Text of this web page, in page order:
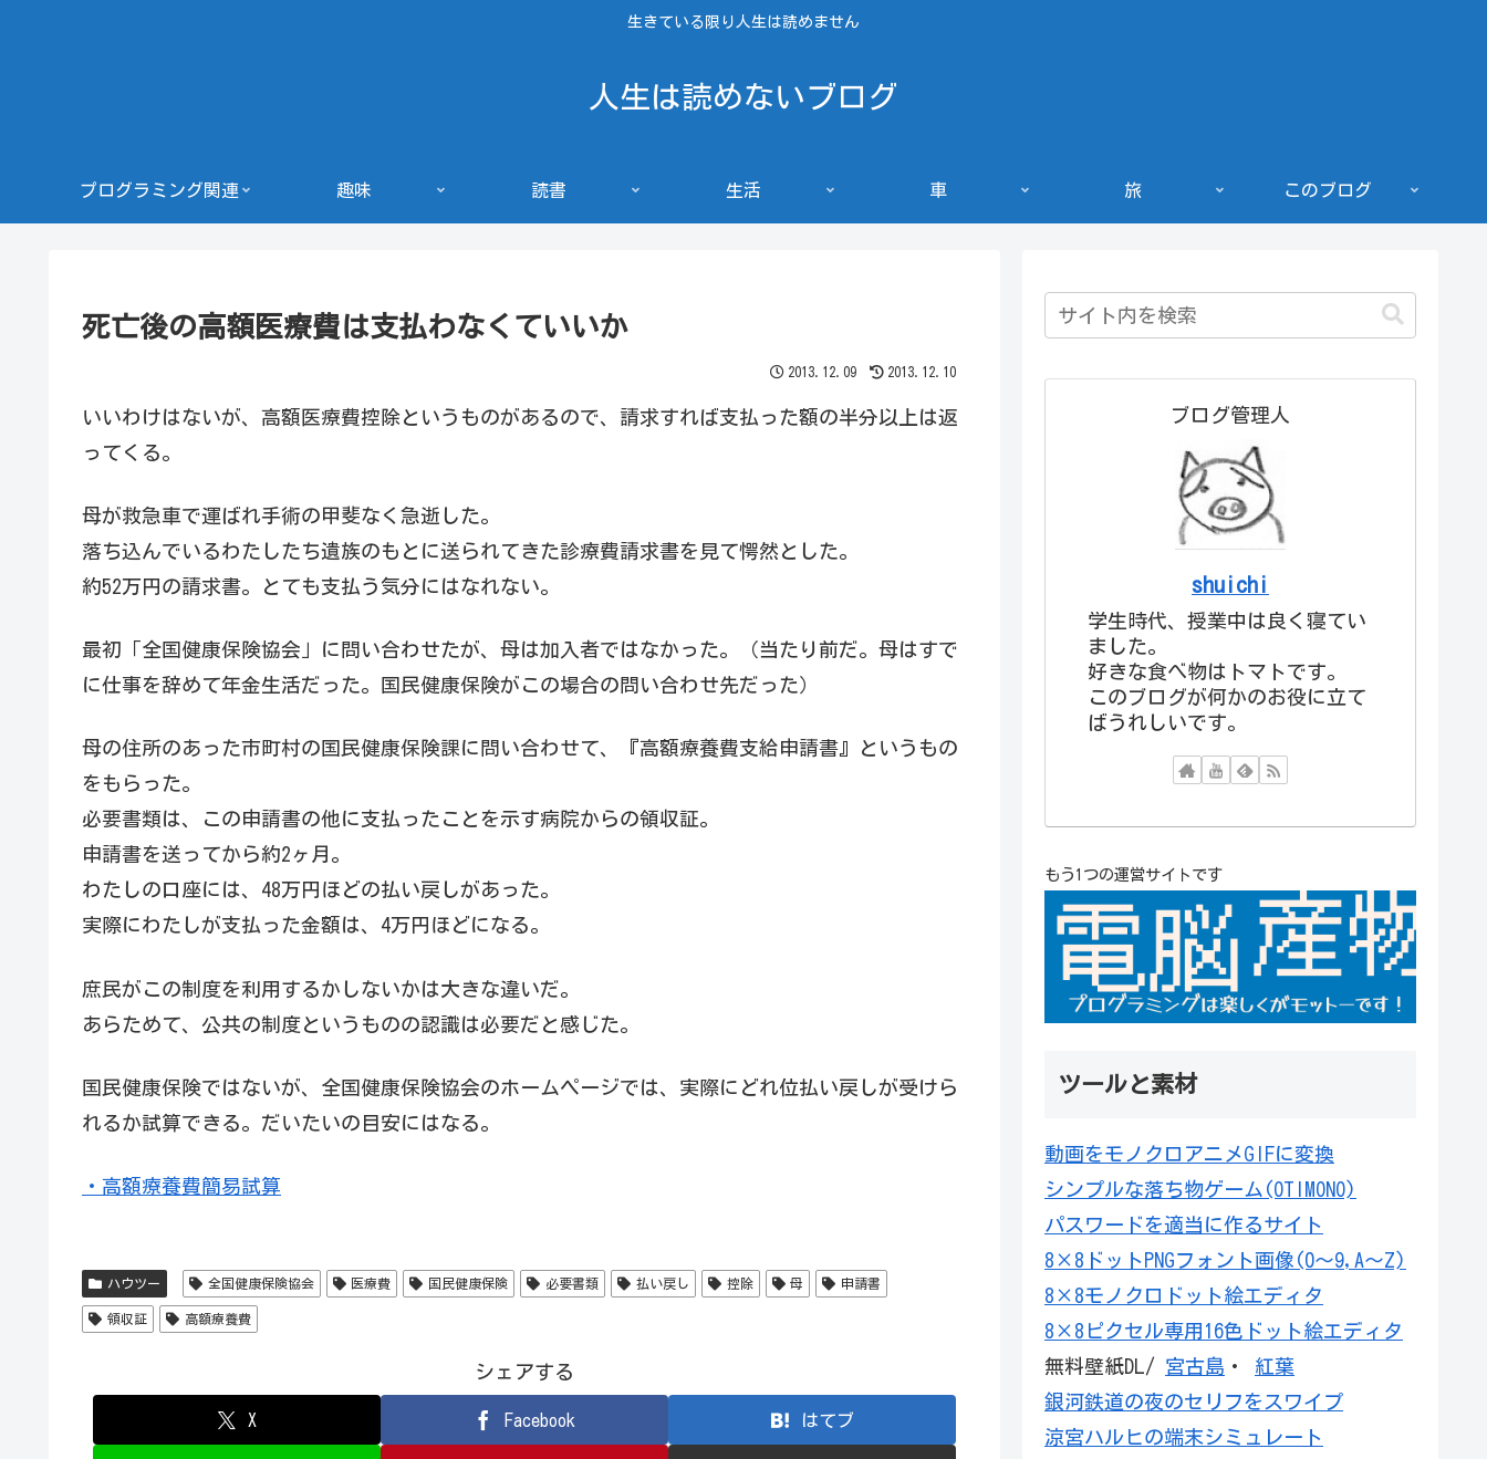
生きている限り人生は読めません
人生は読めないブログ
プログラミング関連 趣味 読書 生活 車 旅 このブログ
死亡後の高額医療費は支払わなくていいか
2013.12.09 2013.12.10
いいわけはないが、高額医療費控除というものがあるので、請求すれば支払った額の半分以上は返
ってくる。
母が救急車で運ばれ手術の甲斐なく急逝した。
落ち込んでいるわたしたち遺族のもとに送られてきた診療費請求書を見て愕然とした。
約52万円の請求書。とても支払う気分にはなれない。
最初「全国健康保険協会」に問い合わせたが、母は加入者ではなかった。（当たり前だ。母はすで
に仕事を辞めて年金生活だった。国民健康保険がこの場合の問い合わせ先だった）
母の住所のあった市町村の国民健康保険課に問い合わせて、『高額療養費支給申請書』というもの
をもらった。
必要書類は、この申請書の他に支払ったことを示す病院からの領収証。
申請書を送ってから約2ヶ月。
わたしの口座には、48万円ほどの払い戻しがあった。
実際にわたしが支払った金額は、4万円ほどになる。
庶民がこの制度を利用するかしないかは大きな違いだ。
あらためて、公共の制度というものの認識は必要だと感じた。
国民健康保険ではないが、全国健康保険協会のホームページでは、実際にどれ位払い戻しが受けら
れるか試算できる。だいたいの目安にはなる。
・高額療養費簡易試算
ハウツー 全国健康保険協会 医療費 国民健康保険 必要書類 払い戻し 控除 母 申請書
領収証 高額療養費
シェアする
X Facebook はてブ
ブログ管理人
shuichi
学生時代、授業中は良く寝てい
ました。
好きな食べ物はトマトです。
このブログが何かのお役に立て
ばうれしいです。
もう1つの運営サイトです
ツールと素材
動画をモノクロアニメGIFに変換
シンプルな落ち物ゲーム(OTIMONO)
パスワードを適当に作るサイト
8×8ドットPNGフォント画像(0～9,A～Z)
8×8モノクロドット絵エディタ
8×8ピクセル専用16色ドット絵エディタ
無料壁紙DL/ 宮古島 ・ 紅葉
銀河鉄道の夜のセリフをスワイプ
涼宮ハルヒの端末シミュレート